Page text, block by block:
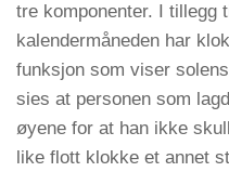
tre komponenter. I tillegg
kalendermåneden har
funksjon som viser
sies at personen som
øyene for at han ikke
like flott klokke et annet